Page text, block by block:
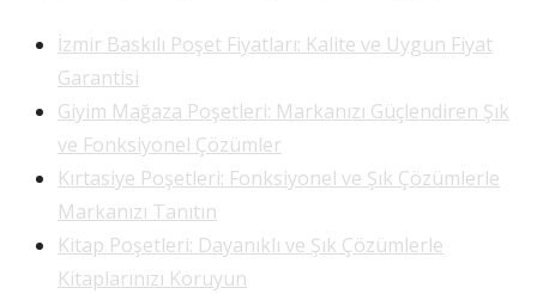
İzmir Baskılı Poşet Fiyatları: Kalite ve Uygun Fiyat
Garantisi
Giyim Mağaza Poşetleri: Markanızı Güçlendiren Şık
ve Fonksiyonel Çözümler
Kırtasiye Poşetleri: Fonksiyonel ve Şık Çözümlerle
Markanızı Tanıtın
Kitap Poşetleri: Dayanıklı ve Şık Çözümlerle
Kitaplarınızı Koruyun